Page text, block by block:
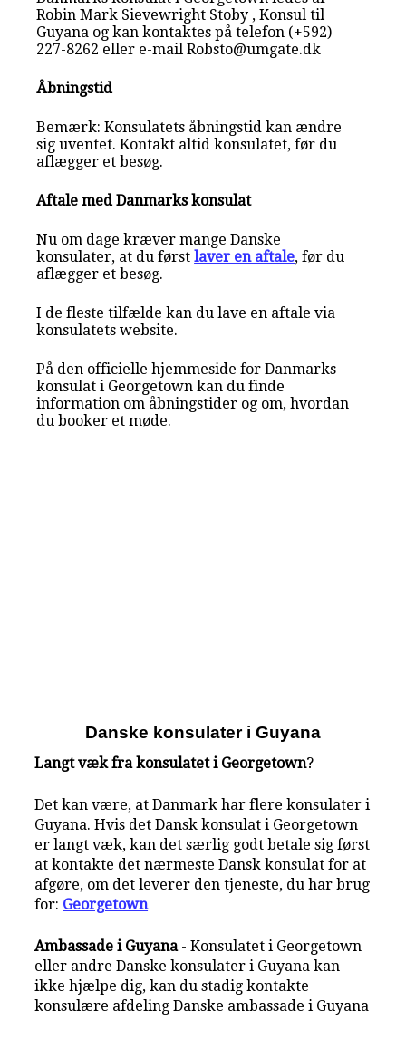
Robin Mark Sievewright Stoby , Konsul til
Guyana og kan kontaktes på telefon (+592)
227-8262 eller e-mail Robsto@umgate.dk
Åbningstid
Bemærk: Konsulatets åbningstid kan ændre
sig uventet. Kontakt altid konsulatet, før du
aflægger et besøg.
Aftale med Danmarks konsulat
Nu om dage kræver mange Danske
konsulater, at du førstlaver en aftale, før du
aflægger et besøg.
I de fleste tilfælde kan du lave en aftale via
konsulatets website.
På den officielle hjemmeside for Danmarks
konsulat i Georgetown kan du finde
information om åbningstider og om, hvordan
du booker et møde.
Danske konsulater i Guyana
Langt væk fra konsulatet i Georgetown?
Det kan være, at Danmark har flere konsulater i
Guyana. Hvis det Dansk konsulat i Georgetown
er langt væk, kan det særlig godt betale sig først
at kontakte det nærmeste Dansk konsulat for at
afgøre, om det leverer den tjeneste, du har brug
for: Georgetown
Ambassade i Guyana- Konsulatet i Georgetown
eller andre Danske konsulater i Guyana kan
ikke hjælpe dig, kan du stadig kontakte
konsulære afdeling Danske ambassade i Guyana